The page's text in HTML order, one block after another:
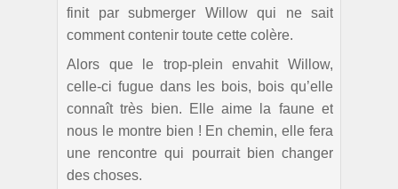
finit par submerger Willow qui ne sait
comment contenir toute cette colère.
Alors que le trop-plein envahit Willow,
celle-ci fugue dans les bois, bois qu’elle
connaît très bien. Elle aime la faune et
nous le montre bien ! En chemin, elle fera
une rencontre qui pourrait bien changer
des choses.